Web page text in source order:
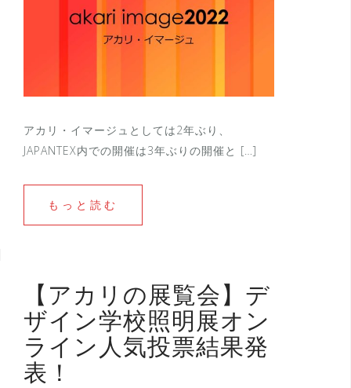
アカリ・イマージュとしては2年ぶり、
JAPANTEX内での開催は3年ぶりの開催と […]
もっと読む
【アカリの展覧会】デ
ザイン学校照明展オン
ライン人気投票結果発
表！